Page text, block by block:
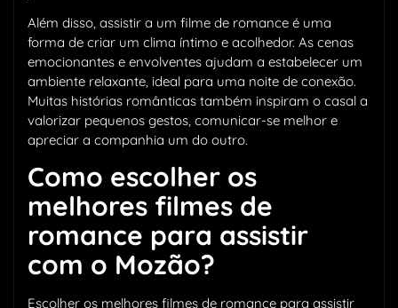
Além disso, assistir a um filme de romance é uma
forma de criar um clima íntimo e acolhedor. As cenas
emocionantes e envolventes ajudam a estabelecer um
ambiente relaxante, ideal para uma noite de conexão.
Muitas histórias românticas também inspiram o casal a
valorizar pequenos gestos, comunicar-se melhor e
apreciar a companhia um do outro.
Como escolher os
melhores filmes de
romance para assistir
com o Mozão?
Escolher os melhores filmes de romance para assistir